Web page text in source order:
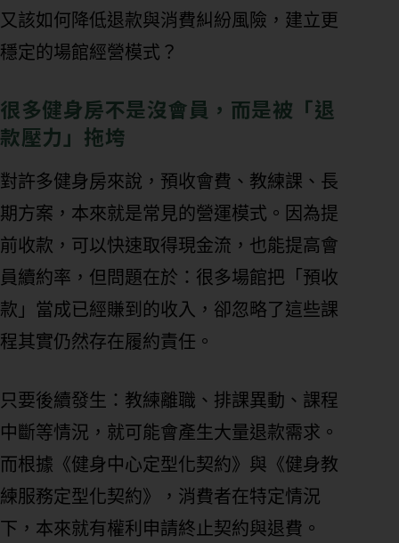
又該如何降低退款與消費糾紛風險，建立更
穩定的場館經營模式？
很多健身房不是沒會員，而是被「退
款壓力」拖垮
對許多健身房來說，預收會費、教練課、長
期方案，本來就是常見的營運模式。因為提
前收款，可以快速取得現金流，也能提高會
員續約率，但問題在於：很多場館把「預收
款」當成已經賺到的收入，卻忽略了這些課
程其實仍然存在履約責任。
只要後續發生：教練離職、排課異動、課程
中斷等情況，就可能會產生大量退款需求。
而根據《健身中心定型化契約》與《健身教
練服務定型化契約》，消費者在特定情況
下，本來就有權利申請終止契約與退費。